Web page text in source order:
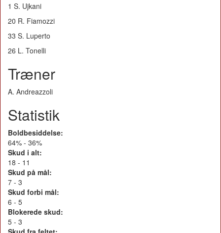
1 S. Ujkani
20 R. Fiamozzi
33 S. Luperto
26 L. Tonelli
Træner
A. Andreazzoli
Statistik
Boldbesiddelse:
64% - 36%
Skud i alt:
18 - 11
Skud på mål:
7 - 3
Skud forbi mål:
6 - 5
Blokerede skud:
5 - 3